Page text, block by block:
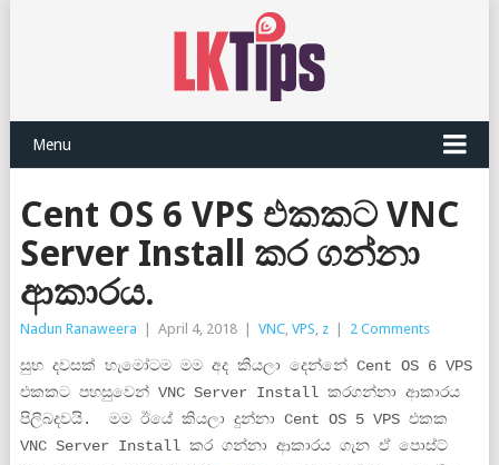
Menu
Cent OS 6 VPS එකකට VNC
Server Install කර ගන්නා
ආකාරය.
Nadun Ranaweera April 4, 2018 VNC, VPS, z 2 Comments
සුභ දවසක් හැමෝටම මම අද කියලා දෙන්නේ Cent OS 6 VPS
එකකට පහසුවෙන් VNC Server Install කරගන්නා ආකාරය
පිලිබදවයි. මම ඊයේ කියලා දුන්නා Cent OS 5 VPS එකක
VNC Server Install කර ගන්නා ආකාරය ගැන ඒ පොස්ට්